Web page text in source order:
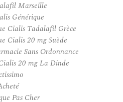
Marseille
Générique
Cialis Tadalafil Grèce
Cialis 20 mg Suède
Sans Ordonnance
20 mg La Dinde
Pas Cher